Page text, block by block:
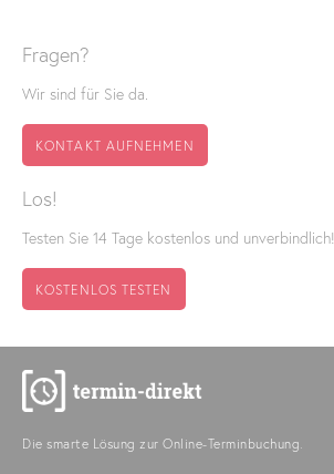
Fragen?
Wir sind für Sie da.
KONTAKT AUFNEHMEN
Los!
Testen Sie 14 Tage kostenlos und unverbindlich!
KOSTENLOS TESTEN
Die smarte Lösung zur Online-Terminbuchung.